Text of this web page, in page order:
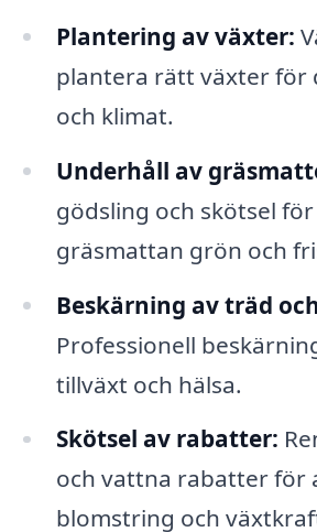
Plantering av växter:
plantera rätt växter för
och klimat.
Underhåll av
gödsling och skötsel
gräsmattan grön och
Beskärning av träd
Professionell
tillväxt och hälsa.
Skötsel av rabatter:
och vattna rabatter för
blomstring och